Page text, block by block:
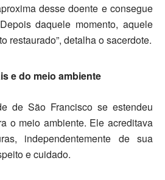
desse doente e consegue
daquele momento, aquele
restaurado”, detalha o sacerdote.
e do meio ambiente
de São Francisco se estendeu
o meio ambiente. Ele acreditava
independentemente de sua
e cuidado.